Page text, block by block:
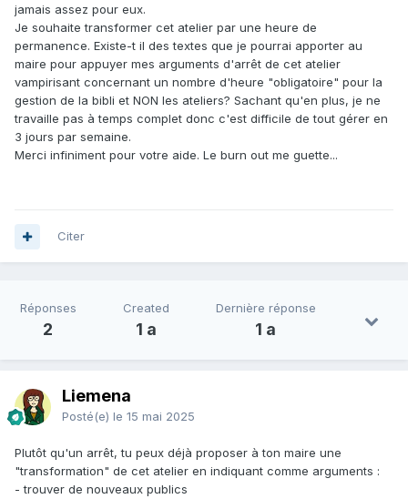
jamais assez pour eux.
Je souhaite transformer cet atelier par une heure de
permanence. Existe-t il des textes que je pourrai apporter au
maire pour appuyer mes arguments d'arrêt de cet atelier
vampirisant concernant un nombre d'heure "obligatoire" pour la
gestion de la bibli et NON les ateliers? Sachant qu'en plus, je ne
travaille pas à temps complet donc c'est difficile de tout gérer en
3 jours par semaine.
Merci infiniment pour votre aide. Le burn out me guette...
Citer
Réponses
2
Created
1 a
Dernière réponse
1 a
Liemena
Posté(e) le 15 mai 2025
Plutôt qu'un arrêt, tu peux déjà proposer à ton maire une
"transformation" de cet atelier en indiquant comme arguments :
- trouver de nouveaux publics